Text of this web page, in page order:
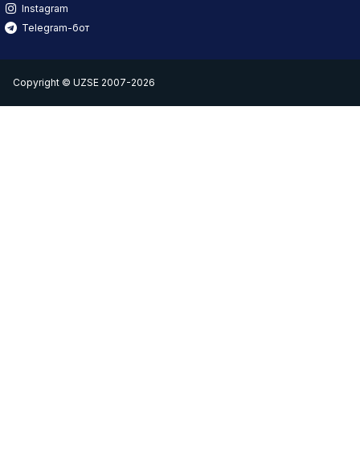
Instagram
Telegram-бот
Copyright © UZSE 2007-2026